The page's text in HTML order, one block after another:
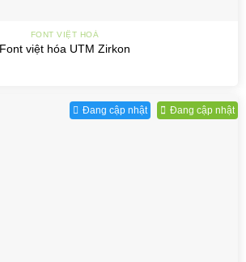
FONT VIỆT HOÁ
Font việt hóa UTM Zirkon
Đang cập nhật Đang cập nhật